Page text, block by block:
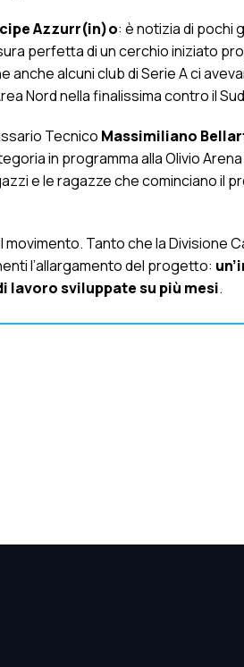
Azzurr(in)o: è notizia di pochi
perfetta di un cerchio iniziato
alcuni club di Serie A ci
Nord nella finalissima contro il
Tecnico Massimiliano
in programma alla Olivio
e le ragazze che cominciano il
Tanto che la Divisione
l’allargamento del progetto:
lavoro sviluppate su più mesi.